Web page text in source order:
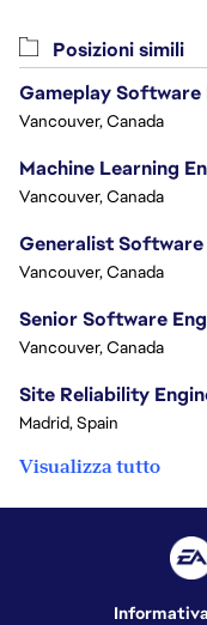
Posizioni simili
Gameplay Software
Vancouver, Canada
Machine Learning
Vancouver, Canada
Generalist Software
Vancouver, Canada
Vancouver, Canada
Site Reliability
Madrid, Spain
Visualizza tutto